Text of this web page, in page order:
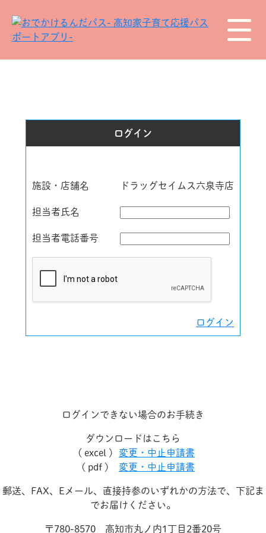
ログイン
施設・店舗名 ドラッグセイムス六泉寺店
担当者氏名
担当者電話番号
ログイン
ログインできない場合のお手続き
ダウンロードはこちら
( excel )
変更・中止申請書
( pdf )
変更・中止申請書
郵送、FAX、Eメール、直接持参のいずれかの方法で、下記ま
でお届けください。
〒780-8570 高知市丸ノ内1丁目2番20号